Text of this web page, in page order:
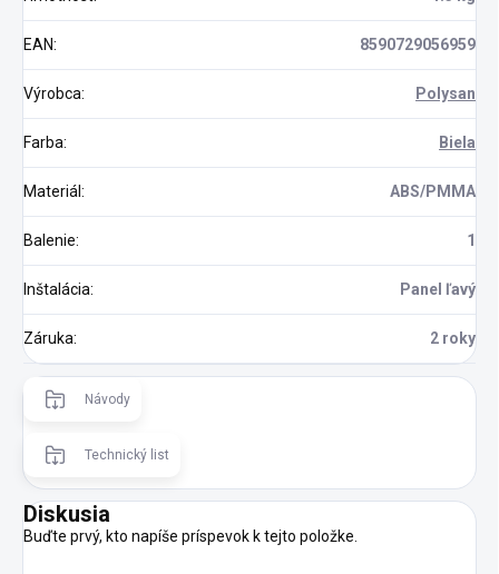
EAN: 8590729056959
Výrobca: Polysan
Farba: Biela
Materiál: ABS/PMMA
Balenie: 1
Inštalácia: Panel ľavý
Záruka: 2 roky
Návody
Technický list
Diskusia
Buďte prvý, kto napíše príspevok k tejto položke.